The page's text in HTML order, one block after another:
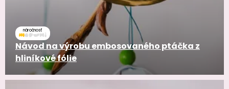
náročnosť
Návod na výrobu embosovaného ptáčka z
hliníkové fólie